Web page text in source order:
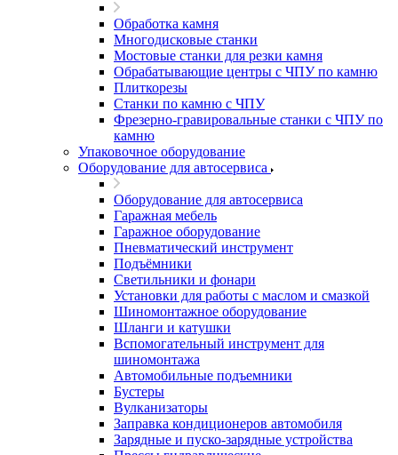
Обработка камня
Многодисковые станки
Мостовые станки для резки камня
Обрабатывающие центры с ЧПУ по камню
Плиткорезы
Станки по камню с ЧПУ
Фрезерно-гравировальные станки с ЧПУ по
камню
Упаковочное оборудование
Оборудование для автосервиса
Оборудование для автосервиса
Гаражная мебель
Гаражное оборудование
Пневматический инструмент
Подъёмники
Светильники и фонари
Установки для работы с маслом и смазкой
Шиномонтажное оборудование
Шланги и катушки
Вспомогательный инструмент для
шиномонтажа
Автомобильные подъемники
Бустеры
Вулканизаторы
Заправка кондиционеров автомобиля
Зарядные и пуско-зарядные устройства